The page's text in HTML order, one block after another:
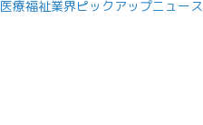
医療福祉業界ピックアップニュース